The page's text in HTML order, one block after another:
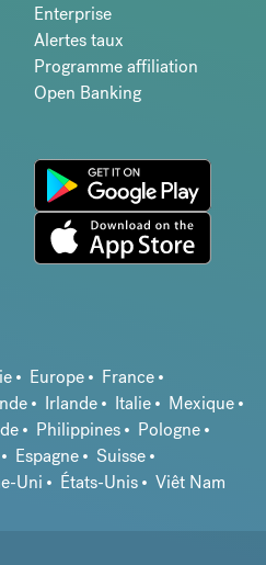
Enterprise
Alertes taux
Programme affiliation
Open Banking
Europe
France
Irlande Italie
Mexique
Philippines
Pologne
Espagne
Suisse
Uni États-Unis Viêt Nam